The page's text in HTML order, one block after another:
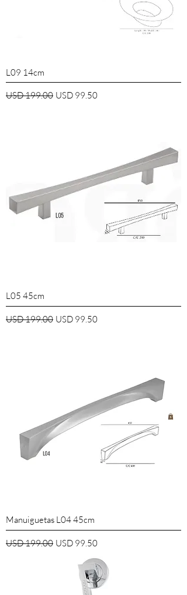
L09 14cm
Precio
USD 199.00 Precio de oferta
USD 99.50
L05 45cm
Precio
USD 199.00 Precio de oferta
USD 99.50
Manuiguetas L04 45cm
Precio
USD 199.00 Precio de oferta
USD 99.50